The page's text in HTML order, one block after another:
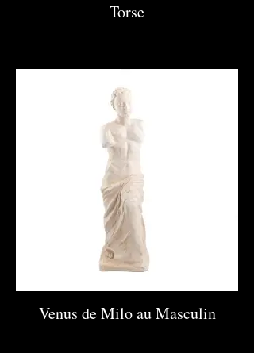
Torse
Venus de Milo au Masculin